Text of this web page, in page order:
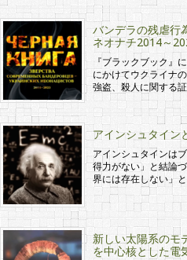
バンデラの残虐行
ネオナチ2014～
『ブラックブック』
にかけてウクライナ
強盗、殺人に関する
アインシュタイン
アインシュタインは
得力がない」と結論
界には存在しない」
新しい太陽系のモ
を中心核とした電